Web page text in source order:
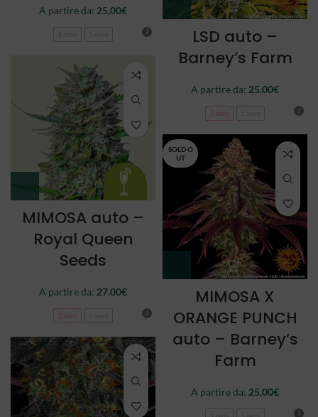
A partire da: 25,00€
LSD auto –
Barney’s Farm
A partire da: 25,00€
3 semi
MIMOSA auto –
Royal Queen
Seeds
A partire da: 27,00€
3 semi
SOLD O
UT
MIMOSA X
ORANGE PUNCH
auto – Barney’s
Farm
A partire da: 25,00€